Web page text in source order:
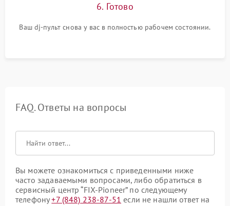
6. Готово
Ваш dj-пульт снова у вас в полностью рабочем состоянии.
FAQ. Ответы на вопросы
Вы можете ознакомиться с приведенными ниже
часто задаваемыми вопросами, либо обратиться в
сервисный центр “FIX-Pioneer” по следующему
телефону+7 (848) 238-87-51 если не нашли ответ на